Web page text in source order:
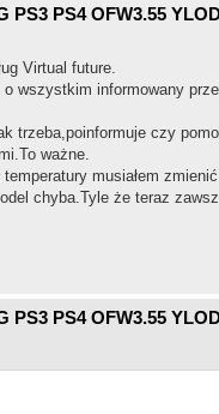
PS3 PS4 OFW3.55
Virtual future.
wszystkim informowany
trzeba,poinformuje czy
ważne.
musiałem
chyba.Tyle że teraz
PS3 PS4 OFW3.55